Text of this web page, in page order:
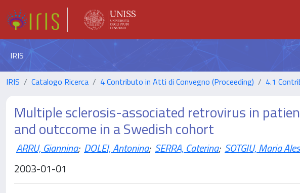
IRIS
IRIS Catalogo Ricerca 4 Contributo in Atti di Convegno (Proceeding) 4.1
Multiple sclerosis-associated retrovirus in
and outccome in a Swedish cohort
ARRU, Giannina; DOLEI, Antonina; SERRA, Caterina; SOTGIU, Maria
2003-01-01